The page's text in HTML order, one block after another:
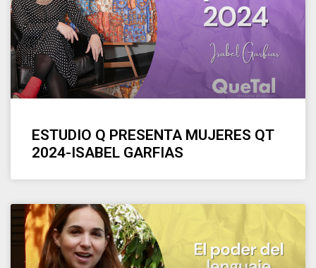
ESTUDIO Q PRESENTA MUJERES QT
2024-ISABEL GARFIAS